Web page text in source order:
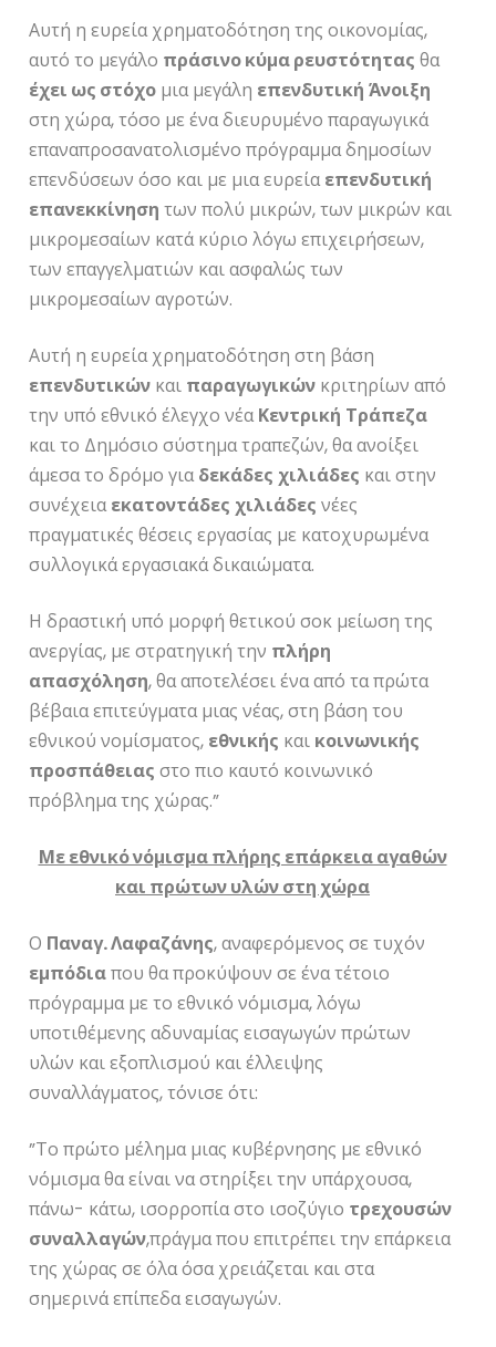
Αυτή η ευρεία χρηματοδότηση της οικονομίας,
αυτό το μεγάλο πράσινο κύμα ρευστότητας θα
έχει ως στόχο μια μεγάλη επενδυτική Άνοιξη
στη χώρα, τόσο με ένα διευρυμένο παραγωγικά
επαναπροσανατολισμένο πρόγραμμα δημοσίων
επενδύσεων όσο και με μια ευρείαεπενδυτική
επανεκκίνηση των πολύ μικρών, των μικρών και
μικρομεσαίων κατά κύριο λόγω επιχειρήσεων,
των επαγγελματιών και ασφαλώς των
μικρομεσαίων αγροτών.
Αυτή η ευρεία χρηματοδότηση στη βάση
επενδυτικών και παραγωγικών κριτηρίων από
την υπό εθνικό έλεγχο νέαΚεντρική Τράπεζα
και το Δημόσιο σύστημα τραπεζών, θα ανοίξει
άμεσα το δρόμο γιαδεκάδες χιλιάδες και στην
συνέχειαεκατοντάδες χιλιάδες νέες
πραγματικές θέσεις εργασίας με κατοχυρωμένα
συλλογικά εργασιακά δικαιώματα.
Η δραστική υπό μορφή θετικού σοκ μείωση της
ανεργίας, με στρατηγική την πλήρη
απασχόληση, θα αποτελέσει ένα από τα πρώτα
βέβαια επιτεύγματα μιας νέας, στη βάση του
εθνικού νομίσματος, εθνικής και κοινωνικής
προσπάθειας στο πιο καυτό κοινωνικό
πρόβλημα της χώρας.”
Με εθνικό νόμισμα πλήρης επάρκεια αγαθών
και πρώτων υλών στη χώρα
Ο Παναγ. Λαφαζάνης, αναφερόμενος σε τυχόν
εμπόδιαπου θα προκύψουν σε ένα τέτοιο
πρόγραμμα με το εθνικό νόμισμα, λόγω
υποτιθέμενης αδυναμίας εισαγωγών πρώτων
υλών και εξοπλισμού και έλλειψης
συναλλάγματος, τόνισε ότι:
”Το πρώτο μέλημα μιας κυβέρνησης με εθνικό
νόμισμα θα είναι να στηρίξει την υπάρχουσα,
πάνω- κάτω, ισορροπία στο ισοζύγιο τρεχουσών
συναλλαγών,πράγμα που επιτρέπει την επάρκεια
της χώρας σε όλα όσα χρειάζεται και στα
σημερινά επίπεδα εισαγωγών.